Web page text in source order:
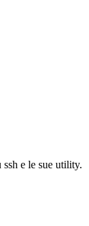
e le sue utility.